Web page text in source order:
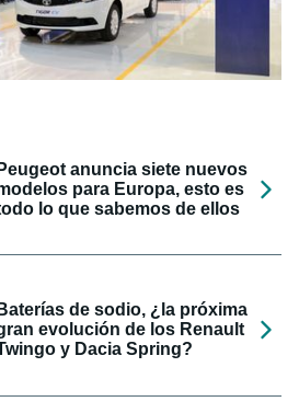
Peugeot anuncia siete nuevos
para Europa, esto es
lo que sabemos de ellos
Baterías de sodio, ¿la próxima
evolución de los Renault
y Dacia Spring?